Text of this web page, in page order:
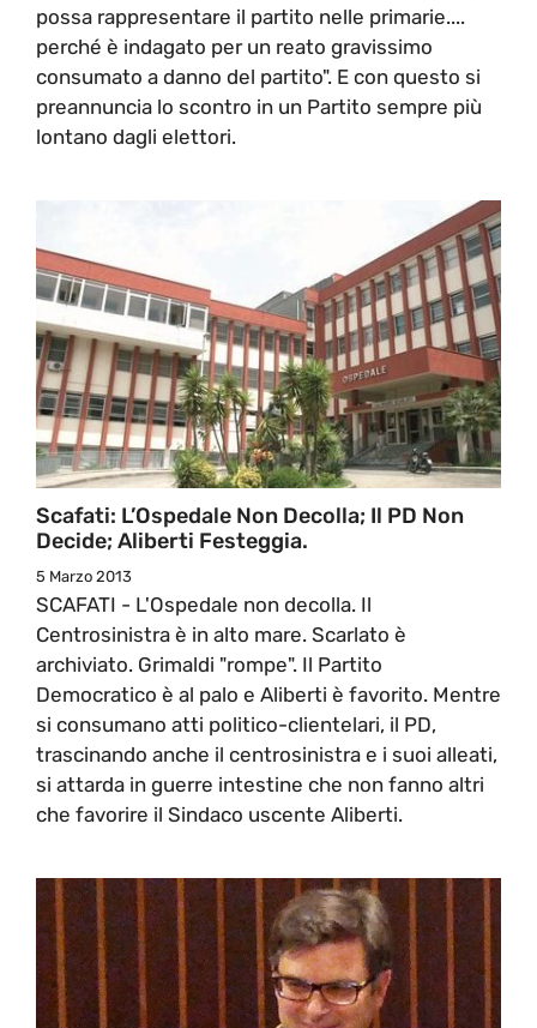
possa rappresentare il partito nelle primarie....
perché è indagato per un reato gravissimo
consumato a danno del partito". E con questo si
preannuncia lo scontro in un Partito sempre più
lontano dagli elettori.
Scafati: L’Ospedale Non Decolla; Il PD Non
Decide; Aliberti Festeggia.
5 Marzo 2013
SCAFATI - L'Ospedale non decolla. Il
Centrosinistra è in alto mare. Scarlato è
archiviato. Grimaldi "rompe". Il Partito
Democratico è al palo e Aliberti è favorito. Mentre
si consumano atti politico-clientelari, il PD,
trascinando anche il centrosinistra e i suoi alleati,
si attarda in guerre intestine che non fanno altri
che favorire il Sindaco uscente Aliberti.